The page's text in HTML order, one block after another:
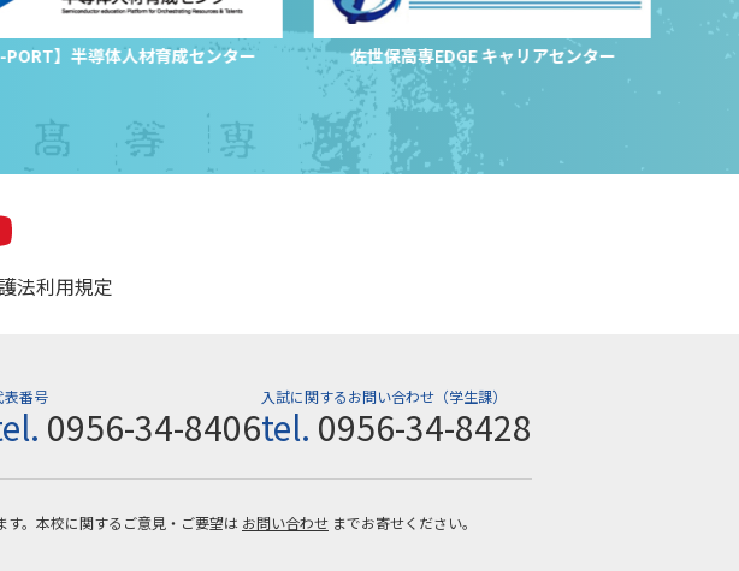
PORT】半導体人材育成センター 佐世保高専EDGE キャリアセンター
法利用規定
表番号
0956-34-8406
入試に関するお問い合わせ（学生課）
tel. 0956-34-8428
。本校に関するご意見・ご要望は お問い合わせ までお寄せください。